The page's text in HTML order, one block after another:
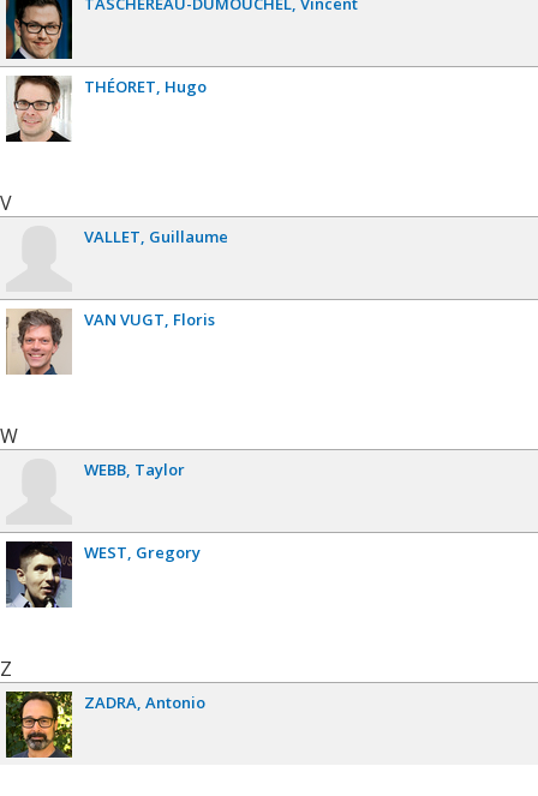
THÉORET Hugo
V
VALLET Guillaume
VAN VUGT Floris
W
WEBB Taylor
WEST Gregory
Z
ZADRA Antonio